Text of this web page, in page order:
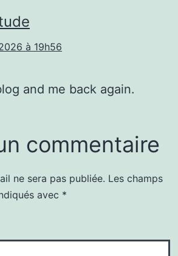
à 19h56
and me back again.
commentaire
ne sera pas publiée. Les champs
avec *